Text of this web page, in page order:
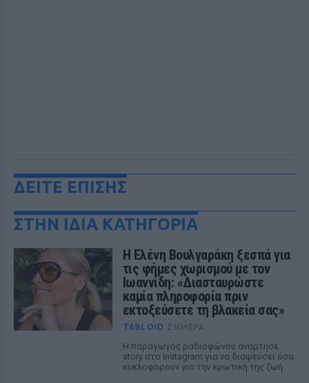
ΔΕΙΤΕ ΕΠΙΣΗΣ
ΣΤΗΝ ΙΔΙΑ ΚΑΤΗΓΟΡΙΑ
Η Ελένη Βουλγαράκη ξεσπά για
τις φήμες χωρισμού με τον
Ιωαννίδη: «Διασταυρώστε
καμία πληροφορία πριν
εκτοξεύσετε τη βλακεία σας»
TABLOID ΣΉΜΕΡΑ
Η παραγωγός ραδιοφώνου ανάρτησε
story στο Instagram για να διαψεύσει όσα
κυκλοφορούν για την ερωτική της ζωή